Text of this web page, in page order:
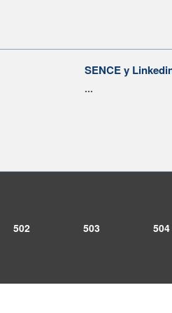
SENCE y
...
502 503 504